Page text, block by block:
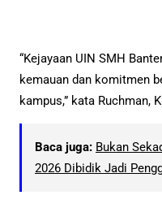
“Kejayaan UIN SMH
kemauan dan komitmen
kampus,” kata Ruchman,
Baca juga: Bukan
2026 Dibidik Jadi